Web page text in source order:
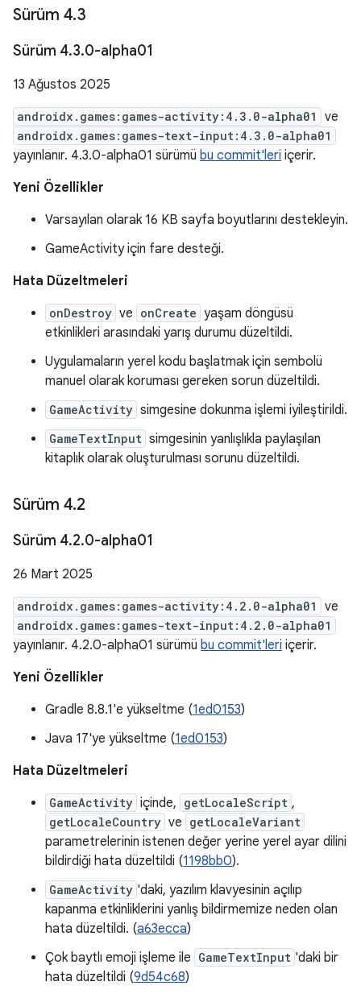
Sürüm 4.3
Sürüm 4.3.0-alpha01
13 Ağustos 2025
androidx.games:games-activity:4.3.0-alpha01 ve
androidx.games:games-text-input:4.3.0-alpha01
yayınlanır. 4.3.0-alpha01 sürümü bu commit'leri içerir.
Yeni Özellikler
Varsayılan olarak 16 KB sayfa boyutlarını destekleyin.
GameActivity için fare desteği.
Hata Düzeltmeleri
onDestroy ve onCreate yaşam döngüsü
etkinlikleri arasındaki yarış durumu düzeltildi.
Uygulamaların yerel kodu başlatmak için sembolü
manuel olarak koruması gereken sorun düzeltildi.
GameActivity simgesine dokunma işlemi iyileştirildi.
GameTextInput simgesinin yanlışlıkla paylaşılan
kitaplık olarak oluşturulması sorunu düzeltildi.
Sürüm 4.2
Sürüm 4.2.0-alpha01
26 Mart 2025
androidx.games:games-activity:4.2.0-alpha01 ve
androidx.games:games-text-input:4.2.0-alpha01
yayınlanır. 4.2.0-alpha01 sürümü bu commit'leri içerir.
Yeni Özellikler
Gradle 8.8.1'e yükseltme (1ed0153)
Java 17'ye yükseltme (1ed0153)
Hata Düzeltmeleri
GameActivity içinde, getLocaleScript ,
getLocaleCountry ve getLocaleVariant
parametrelerinin istenen değer yerine yerel ayar dilini
bildirdiği hata düzeltildi (1198bb0).
GameActivity 'daki, yazılım klavyesinin açılıp
kapanma etkinliklerini yanlış bildirmemize neden olan
hata düzeltildi. (a63ecca)
Çok baytlı emoji işleme ile GameTextInput 'daki bir
hata düzeltildi (9d54c68)